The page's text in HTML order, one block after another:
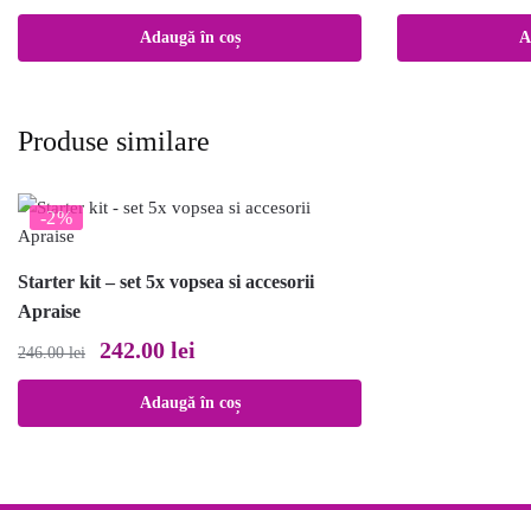
Adaugă în coș
Produse similare
-2%
Starter kit – set 5x vopsea si accesorii
Apraise
246.00lei
Prețul
fost:
242.00 lei
este:
242.00 lei.
Adaugă în coș